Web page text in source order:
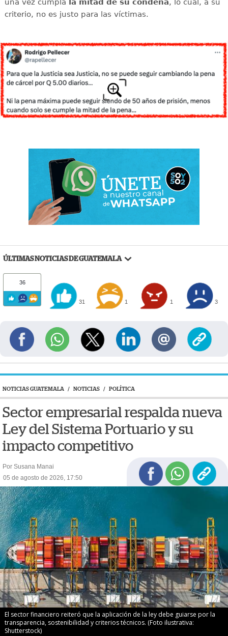
una vez cumpla la mitad de su condena, lo cual, a su
criterio, no es justo para las víctimas.
ÚLTIMAS NOTICIAS DE GUATEMALA
36
31 1 1 3
NOTICIAS GUATEMALA / NOTICIAS / POLÍTICA
Sector empresarial respalda nueva
Ley del Sistema Portuario y su
impacto competitivo
Por Susana Manai
05 de agosto de 2026, 17:50
El sector financiero reiteró que la aplicación de la ley debe guiarse por la
transparencia, sostenibilidad y criterios técnicos. (Foto ilustrativa:
Shutterstock)